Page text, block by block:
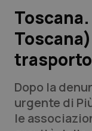
Lavoro e
Scienza e
Studi e Analisi
Lettere al
Dopo la
urgente di
le